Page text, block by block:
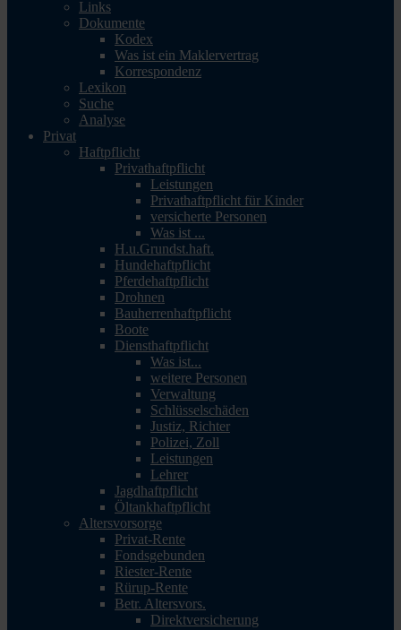
Links
Dokumente
Kodex
Was ist ein Maklervertrag
Korrespondenz
Lexikon
Suche
Analyse
Privat
Haftpflicht
Privathaftpflicht
Leistungen
Privathaftpflicht für Kinder
versicherte Personen
Was ist ...
H.u.Grundst.haft.
Hundehaftpflicht
Pferdehaftpflicht
Drohnen
Bauherrenhaftpflicht
Boote
Diensthaftpflicht
Was ist...
weitere Personen
Verwaltung
Schlüsselschäden
Justiz, Richter
Polizei, Zoll
Leistungen
Lehrer
Jagdhaftpflicht
Öltankhaftpflicht
Altersvorsorge
Privat-Rente
Fondsgebunden
Riester-Rente
Rürup-Rente
Betr. Altersvors.
Direktversicherung